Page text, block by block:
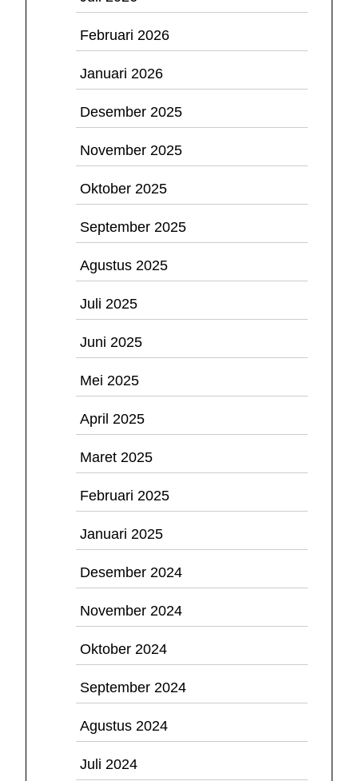
Februari 2026
Januari 2026
Desember 2025
November 2025
Oktober 2025
September 2025
Agustus 2025
Juli 2025
Juni 2025
Mei 2025
April 2025
Maret 2025
Februari 2025
Januari 2025
Desember 2024
November 2024
Oktober 2024
September 2024
Agustus 2024
Juli 2024